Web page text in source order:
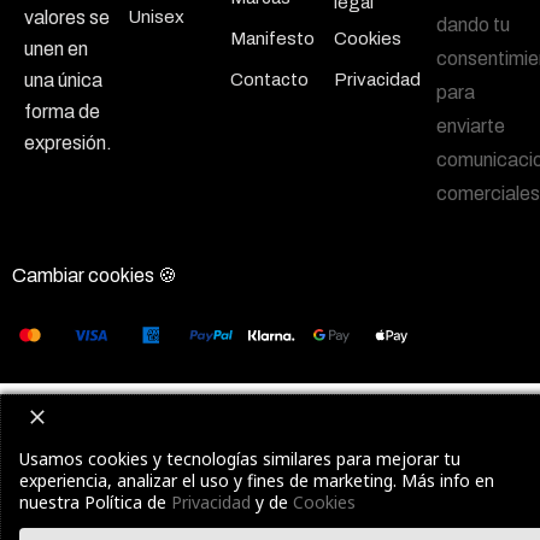
valores se
unen en
una única
forma de
expresión.
Unisex
Manifesto
Contacto
Cookies
Privacidad
dando tu
para
enviarte
Cambiar cookies 🍪
Usamos cookies y tecnologías similares para mejorar tu
experiencia, analizar el uso y fines de marketing. Más info en
nuestra Política de Privacidad y de Cookies